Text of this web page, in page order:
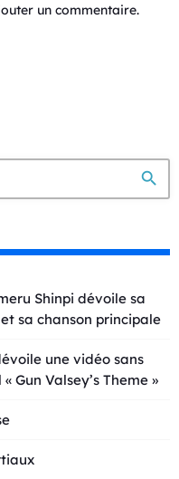
un commentaire.
search
Shinpi dévoile sa
sa chanson principale
une vidéo sans
Gun Valsey’s Theme »